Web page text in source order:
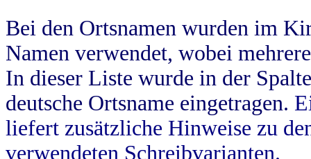
Bei den Ortsnamen wurden im
Namen verwendet, wobei
In dieser Liste wurde in der
deutsche Ortsname eingetragen.
liefert zusätzliche Hinweise zu
verwendeten Schreibvarianten.